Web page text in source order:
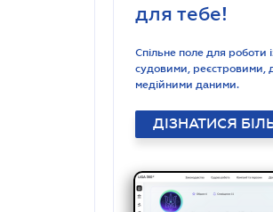
для тебе!
Спільне поле для роботи
судовими, реєстровими,
медійними даними.
ДІЗНАТИСЯ